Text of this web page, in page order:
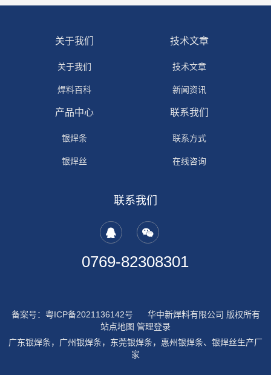
关于我们
关于我们
焊料百科
技术文章
技术文章
新闻资讯
产品中心
银焊条
银焊丝
联系我们
联系方式
在线咨询
联系我们
0769-82308301
备案号：粤ICP备2021136142号 华中新焊料有限公司 版权所有
站点地图 管理登录
广东银焊条，广州银焊条，东莞银焊条，惠州银焊条、银焊丝生产厂
家